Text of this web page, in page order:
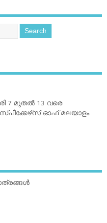
7 മുതല്‍ 13 വരെ
ഓഫ് മലയാളം